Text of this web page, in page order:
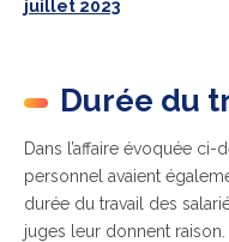
juillet 2023
Durée du
Dans l’affaire évoquée
personnel avaient
durée du travail des
juges leur donnent raison.